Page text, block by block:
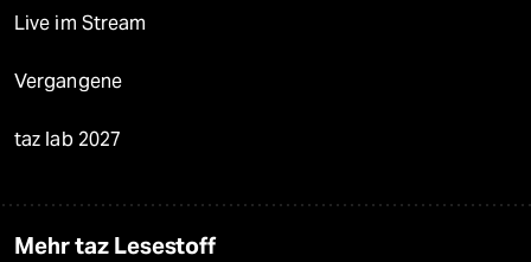
Live im Stream
Vergangene
taz lab 2027
Mehr taz Lesestoff